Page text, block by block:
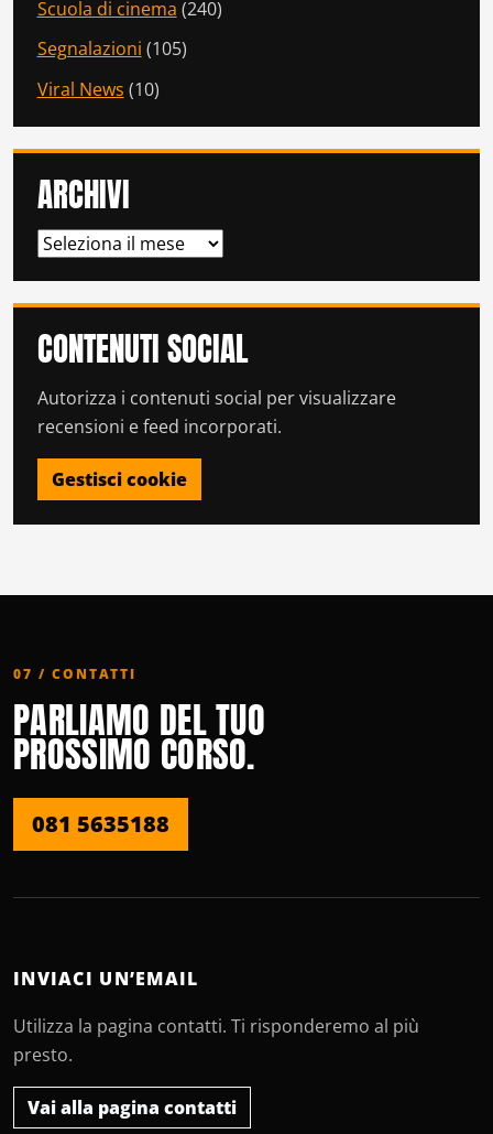
Scuola di cinema (240)
Segnalazioni (105)
Viral News (10)
ARCHIVI
ARCHIVI
CONTENUTI SOCIAL
Autorizza i contenuti social per visualizzare
recensioni e feed incorporati.
Gestisci cookie
07 / CONTATTI
PARLIAMO DEL TUO
PROSSIMO CORSO.
081 5635188
INVIACI UN’EMAIL
Utilizza la pagina contatti. Ti risponderemo al più
presto.
Vai alla pagina contatti